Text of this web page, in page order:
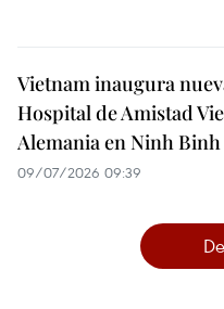
Vietnam inaugura
Hospital de Amistad
Alemania en Ninh Binh
09/07/2026 09:39